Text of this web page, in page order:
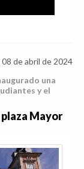
de abril de 2024
una
y el
Mayor